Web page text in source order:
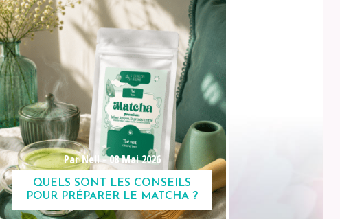
Par Nell -08 Mai 2026
QUELS SONT LES CONSEILS
POUR PRÉPARER LE MATCHA ?